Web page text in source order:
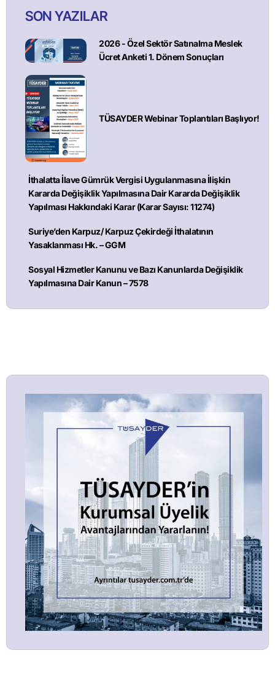
SON YAZILAR
2026 - Özel Sektör Satınalma Meslek
Ücret Anketi 1. Dönem Sonuçları
TÜSAYDER Webinar Toplantıları Başlıyor!
İthalatta İlave Gümrük Vergisi Uygulanmasına İlişkin
Kararda Değişiklik Yapılmasına Dair Kararda Değişiklik
Yapılması Hakkındaki Karar (Karar Sayısı: 11274)
Suriye’den Karpuz/ Karpuz Çekirdeği İthalatının
Yasaklanması Hk. – GGM
Sosyal Hizmetler Kanunu ve Bazı Kanunlarda Değişiklik
Yapılmasına Dair Kanun – 7578